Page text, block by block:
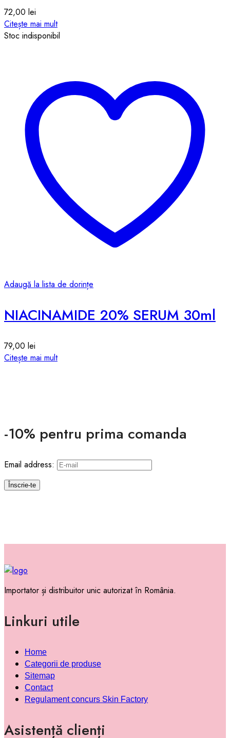
72,00 lei
Citește mai mult
Stoc indisponibil
Adaugă la lista de dorințe
NIACINAMIDE 20% SERUM 30ml
79,00 lei
Citește mai mult
-10% pentru prima comanda
Email address:
Importator și distribuitor unic autorizat în România.
Linkuri utile
Home
Categorii de produse
Sitemap
Contact
Regulament concurs Skin Factory
Asistență clienți